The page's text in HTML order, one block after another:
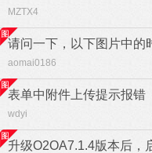
MZTX4
请问一下，以下图片中的
aomai0186
表单中附件上传提示报错
wdyi
升级O2OA7.1.4版本后，